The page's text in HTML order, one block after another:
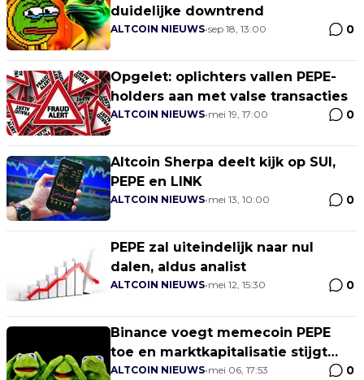
duidelijke downtrend
ALTCOIN NIEUWS•sep 18, 13:00 0
Opgelet: oplichters vallen PEPE-
holders aan met valse transacties
ALTCOIN NIEUWS•mei 19, 17:00 0
Altcoin Sherpa deelt kijk op SUI,
PEPE en LINK
ALTCOIN NIEUWS•mei 13, 10:00 0
PEPE zal uiteindelijk naar nul
dalen, aldus analist
ALTCOIN NIEUWS•mei 12, 15:30 0
Binance voegt memecoin PEPE
toe en marktkapitalisatie stijgt
naar $1 miljard
ALTCOIN NIEUWS•mei 06, 17:53 0